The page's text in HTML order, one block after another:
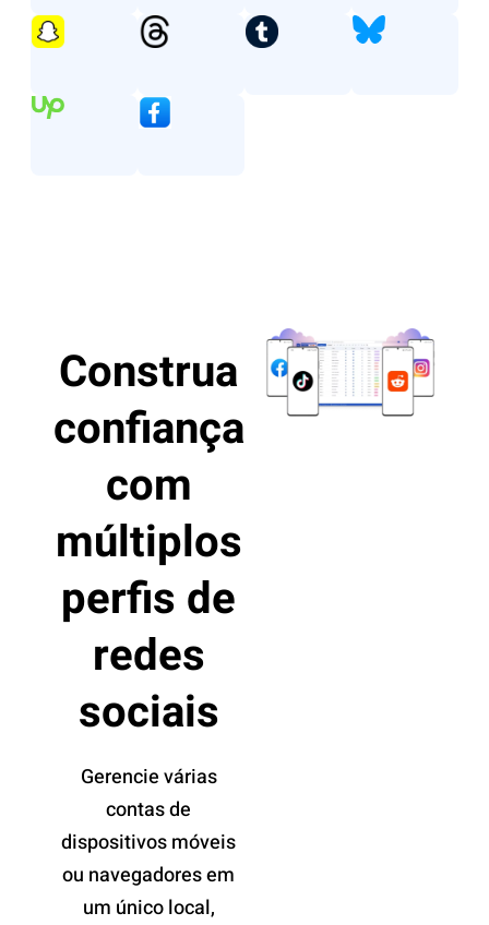
Construa
confiança
com
múltiplos
perfis de
redes
sociais
Gerencie várias
contas de
dispositivos móveis
ou navegadores em
um único local,